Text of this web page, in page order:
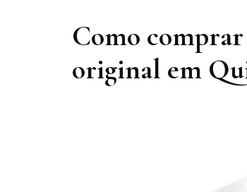
Como
original em